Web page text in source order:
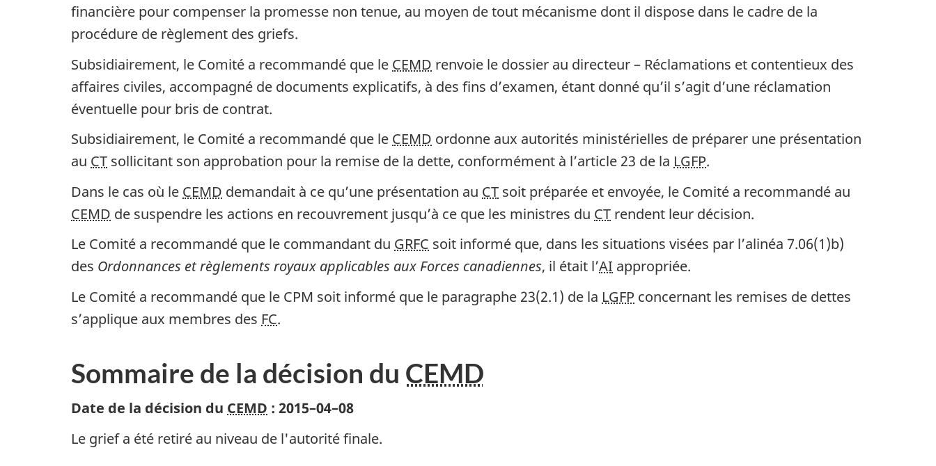
financière pour compenser la promesse non tenue, au moyen de tout mécanisme dont il dispose dans le cadre de la
procédure de règlement des griefs.
Subsidiairement, le Comité a recommandé que le CEMD renvoie le dossier au directeur – Réclamations et contentieux des
affaires civiles, accompagné de documents explicatifs, à des fins d’examen, étant donné qu’il s’agit d’une réclamation
éventuelle pour bris de contrat.
Subsidiairement, le Comité a recommandé que le CEMD ordonne aux autorités ministérielles de préparer une présentation
au CT sollicitant son approbation pour la remise de la dette, conformément à l’article 23 de la LGFP.
Dans le cas où le CEMD demandait à ce qu’une présentation au CT soit préparée et envoyée, le Comité a recommandé au
CEMD de suspendre les actions en recouvrement jusqu’à ce que les ministres du CT rendent leur décision.
Le Comité a recommandé que le commandant du GRFC soit informé que, dans les situations visées par l’alinéa 7.06(1)b)
des Ordonnances et règlements royaux applicables aux Forces canadiennes, il était l’AI appropriée.
Le Comité a recommandé que le CPM soit informé que le paragraphe 23(2.1) de la LGFP concernant les remises de dettes
s’applique aux membres des FC.
Sommaire de la décision du CEMD
Date de la décision du CEMD : 2015–04–08
Le grief a été retiré au niveau de l'autorité finale.